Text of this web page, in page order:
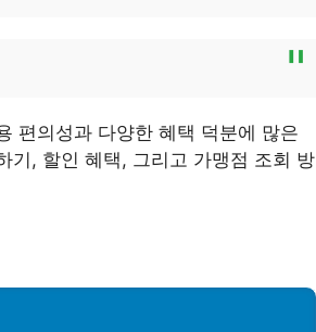
편의성과 다양한 혜택 덕분에 많은
기, 할인 혜택, 그리고 가맹점 조회 방